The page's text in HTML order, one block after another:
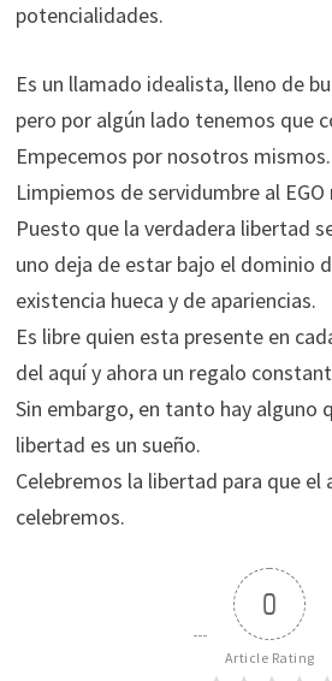
potencialidades.
Es un llamado idealista, lleno de
pero por algún lado tenemos que
Empecemos por nosotros mismos.
Limpiemos de servidumbre al
Puesto que la verdadera libertad
uno deja de estar bajo el dominio
existencia hueca y de apariencias.
Es libre quien esta presente en
del aquí y ahora un regalo
Sin embargo, en tanto hay alguno
libertad es un sueño.
Celebremos la libertad para que
celebremos.
0
Article Rating